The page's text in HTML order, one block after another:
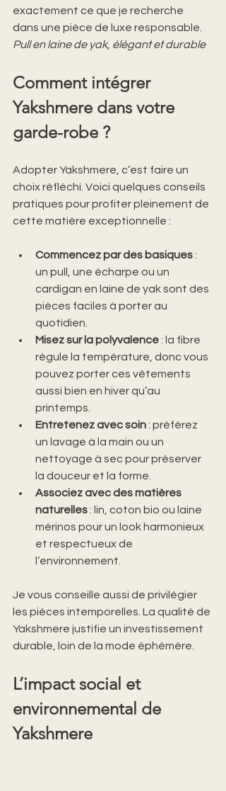
exactement ce que je recherche
dans une pièce de luxe responsable.
Pull en laine de yak, élégant et durable
Comment intégrer
Yakshmere dans votre
garde-robe ?
Adopter Yakshmere, c’est faire un
choix réfléchi. Voici quelques conseils
pratiques pour profiter pleinement de
cette matière exceptionnelle :
Commencez par des basiques :
un pull, une écharpe ou un
cardigan en laine de yak sont des
pièces faciles à porter au
quotidien.
Misez sur la polyvalence : la fibre
régule la température, donc vous
pouvez porter ces vêtements
aussi bien en hiver qu’au
printemps.
Entretenez avec soin : préférez
un lavage à la main ou un
nettoyage à sec pour préserver
la douceur et la forme.
Associez avec des matières
naturelles : lin, coton bio ou laine
mérinos pour un look harmonieux
et respectueux de
l’environnement.
Je vous conseille aussi de privilégier
les pièces intemporelles. La qualité de
Yakshmere justifie un investissement
durable, loin de la mode éphémère.
L’impact social et
environnemental de
Yakshmere